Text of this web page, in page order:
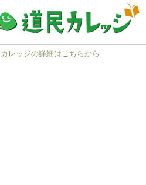
レッジの詳細はこちらから